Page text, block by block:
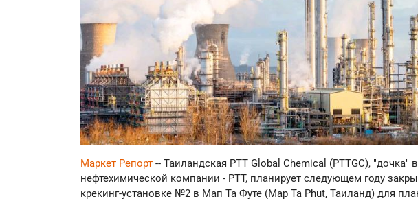
Маркет Репорт -- Таиландская PTT Global Chemical (PTTGC), "дочка"
нефтехимической компании - PTT, планирует следующем году
крекинг-установке №2 в Мап Та Футе (Map Ta Phut, Таиланд) для